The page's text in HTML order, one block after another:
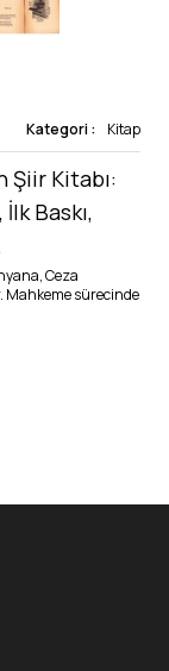
Kategori : Kitap
Şiir Kitabı:
Baskı,
Ceza
Mahkeme sürecinde